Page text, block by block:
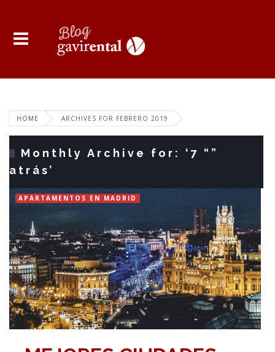
HOME ARCHIVES FOR FEBRERO 2019
Monthly Archive for: ‘7 “”
atrás’
APARTAMENTOS EN MADRID